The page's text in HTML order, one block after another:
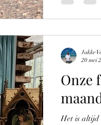
Onze
Het is altijd
Jakke
20 mei